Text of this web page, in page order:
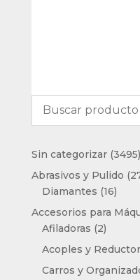
Sin categorizar 3495
Abrasivos y Pulido
Diamantes 1616
Accesorios para
Afiladoras 22
Acoples y
Carros y